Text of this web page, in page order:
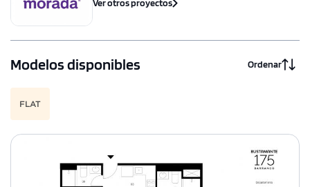
Ver otros proyectos
Modelos disponibles Ordenar
FLAT